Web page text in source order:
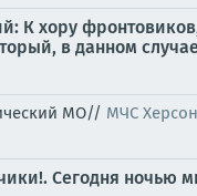
К хору
в данном
МО// МЧС
Сегодня ночью